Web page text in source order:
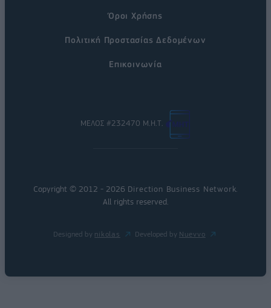
Όροι Χρήσης
Πολιτική Προστασίας Δεδομένων
Επικοινωνία
ΜΕΛΟΣ #232470 Μ.Η.Τ.
Copyright © 2012 - 2026 Direction Business Network
All rights reserved.
Designed by nikolas Developed by Nuevvo